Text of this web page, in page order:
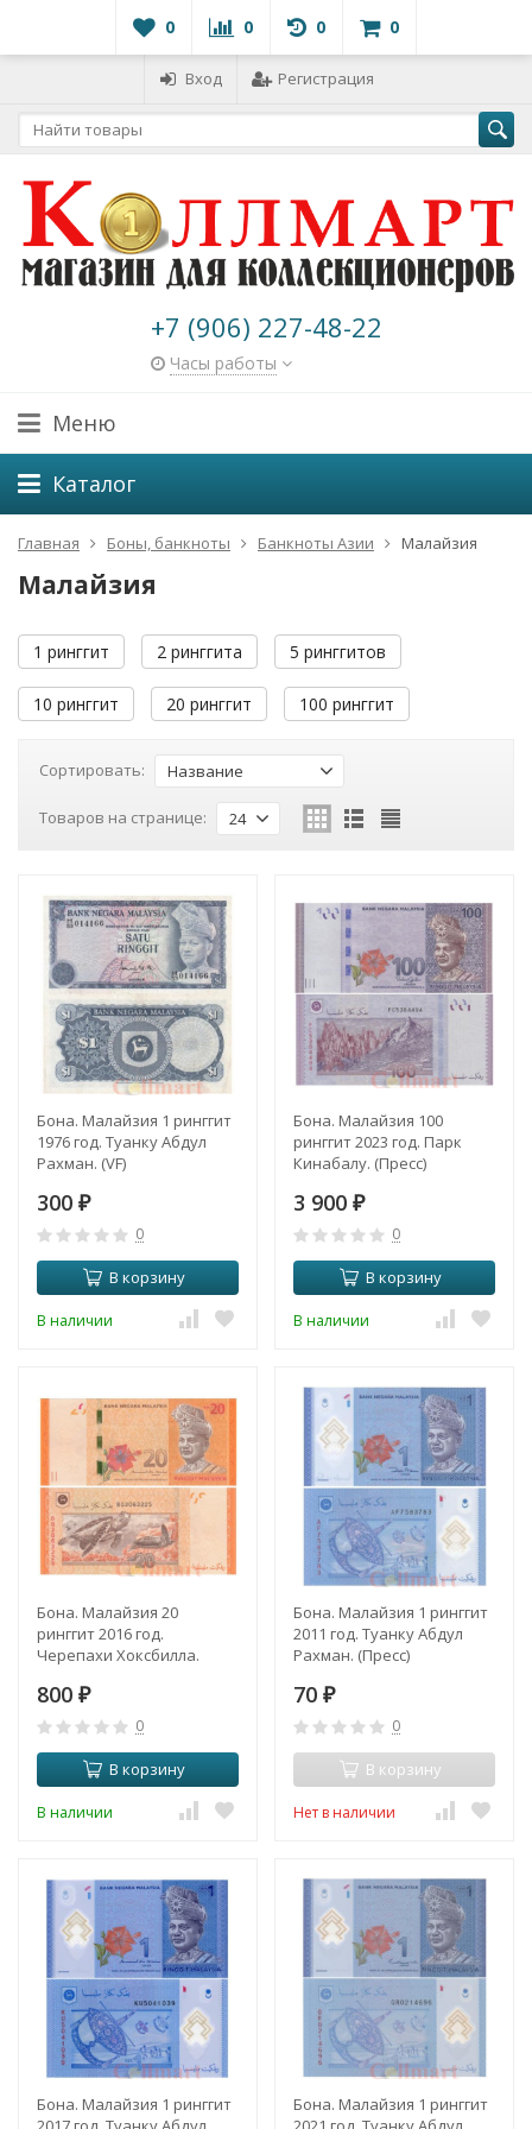
0 0 0 0
Вход Регистрация
+7 (906) 227-48-22
Часы работы
Меню
Каталог
Главная Боны, банкноты Банкноты Азии Малайзия
Малайзия
1 ринггит 2 ринггита 5 ринггитов
10 ринггит 20 ринггит 100 ринггит
Сортировать: Название
Товаров на странице: 24
Бона. Малайзия 1 ринггит
1976 год. Туанку Абдул
Рахман. (VF)
300 ₽
0
В корзину
В наличии
Бона. Малайзия 100
ринггит 2023 год. Парк
Кинабалу. (Пресс)
3 900 ₽
0
В корзину
В наличии
Бона. Малайзия 20
ринггит 2016 год.
Черепахи Хоксбилла.
800 ₽
0
В корзину
В наличии
Бона. Малайзия 1 ринггит
2011 год. Туанку Абдул
Рахман. (Пресс)
70 ₽
0
В корзину
Нет в наличии
Бона. Малайзия 1 ринггит
Бона. Малайзия 1 ринггит